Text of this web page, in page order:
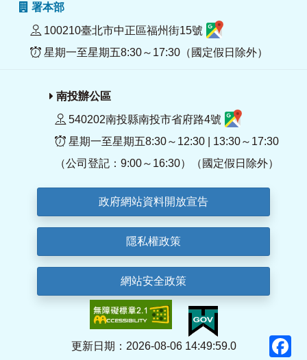
署本部
100210臺北市中正區福州街15號
星期一至星期五8:30～17:30（國定假日除外）
南投辦公區
540202南投縣南投市省府路4號
星期一至星期五8:30～12:30 | 13:30～17:30
（公司登記：9:00～16:30）（國定假日除外）
政府網站資料開放宣告
隱私權政策
網站安全政策
更新日期：2026-08-06 14:49:59.0